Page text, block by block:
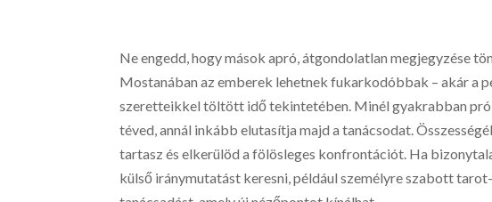
Ne engedd, hogy mások apró, átgondolatlan megjegyzése
Mostanában az emberek lehetnek fukarkodóbbak – akár a
szeretteikkel töltött idő tekintetében. Minél gyakrabban
téved, annál inkább elutasítja majd a tanácsodat.
tartasz és elkerülöd a fölösleges konfrontációt. Ha
külső iránymutatást keresni, például személyre szabott